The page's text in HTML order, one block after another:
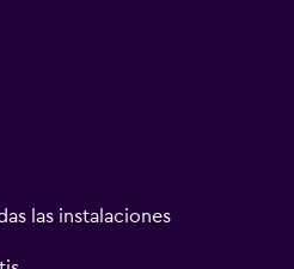
las instalaciones